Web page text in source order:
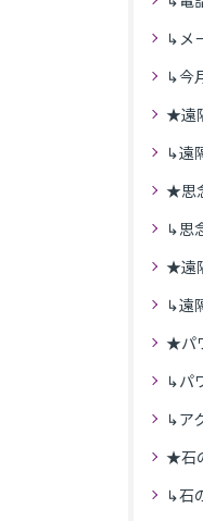
↳メ
↳今
★遠
↳遠
★思
↳思
★遠
↳遠
★パ
↳パワ
↳ア
★石
↳石